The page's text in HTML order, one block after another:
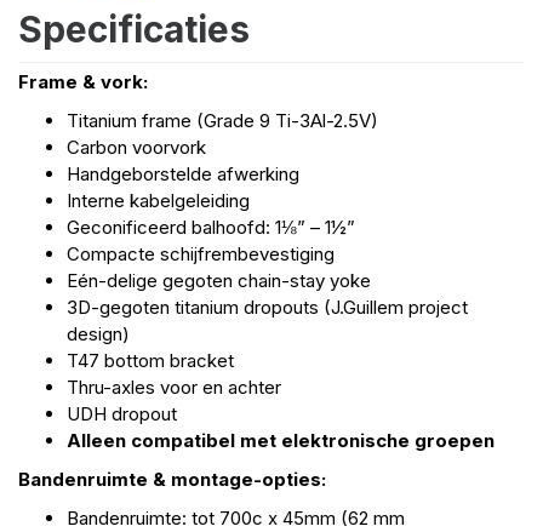
Specificaties
Frame & vork:
Titanium frame (Grade 9 Ti-3Al-2.5V)
Carbon voorvork
Handgeborstelde afwerking
Interne kabelgeleiding
Geconificeerd balhoofd: 1⅛” – 1½”
Compacte schijfrembevestiging
Eén-delige gegoten chain-stay yoke
3D-gegoten titanium dropouts (J.Guillem project
design)
T47 bottom bracket
Thru-axles voor en achter
UDH dropout
Alleen compatibel met elektronische groepen
Bandenruimte & montage-opties:
Bandenruimte: tot 700c x 45mm (62 mm